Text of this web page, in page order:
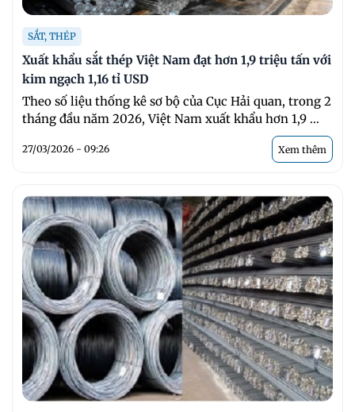
SẮT, THÉP
Xuất khẩu sắt thép Việt Nam đạt hơn 1,9 triệu tấn với
kim ngạch 1,16 tỉ USD
Theo số liệu thống kê sơ bộ của Cục Hải quan, trong 2
tháng đầu năm 2026, Việt Nam xuất khẩu hơn 1,9 ...
27/03/2026 - 09:26 Xem thêm